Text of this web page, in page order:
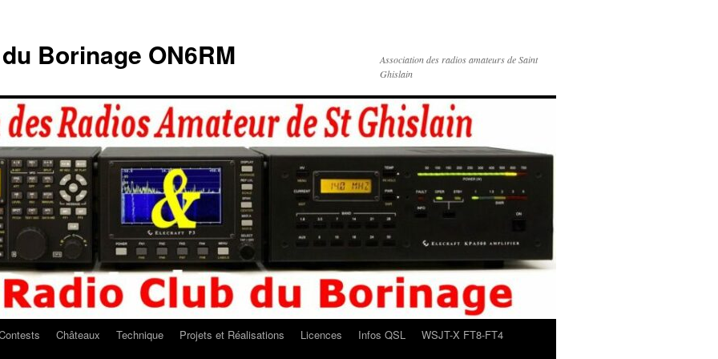
Borinage ON6RM
Association des radios amateurs de Saint
Ghislain
Châteaux Technique Projets et Réalisations Licences Infos QSL
WSJT-X FT8-FT4